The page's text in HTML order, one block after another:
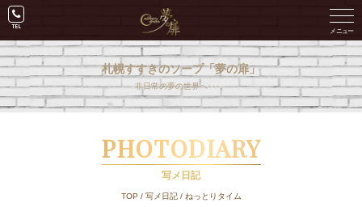
札幌すすきのソープ「夢の扉」
非日常の夢の世界へ･･･。
PHOTODIARY
写メ日記
TOP / 写メ日記/ ねっとりタイム